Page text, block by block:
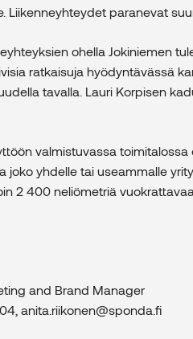
Liikenneyhteydet paranevat
ohella Jokiniemen
ratkaisuja hyödyntävässä
tavalla. Lauri Korpisen
valmistuvassa
joko yhdelle tai useammalle
2 400 neliömetriä vuokrattavaa
and Brand Manager
anita.riikonen@sponda.fi